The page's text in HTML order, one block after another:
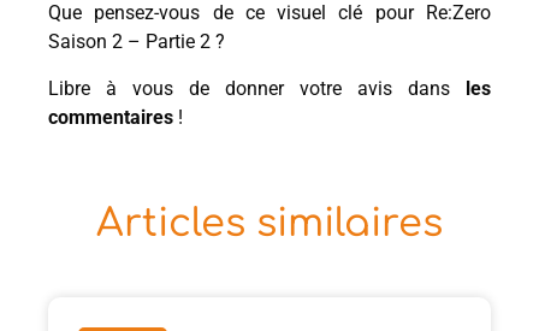
Que pensez-vous de ce visuel clé pour Re:Zero
Saison 2 – Partie 2 ?
Libre à vous de donner votre avis dans les
commentaires !
Articles similaires